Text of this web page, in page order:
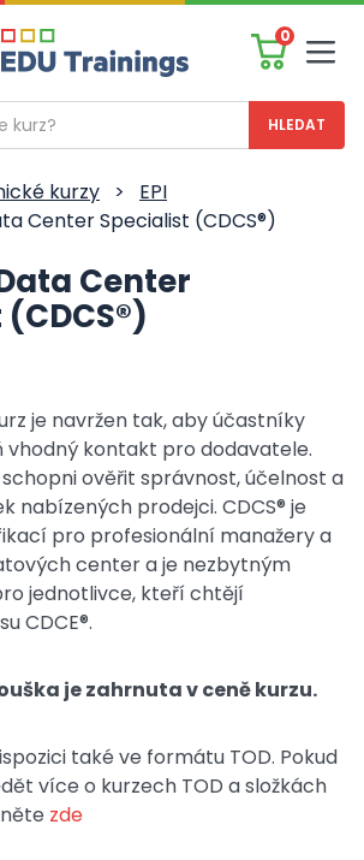
0
kurzy >
EPI
Center Specialist (CDCS®)
Center
je navržen tak, aby účastníky
vhodný kontakt pro dodavatele.
ověřit správnost, účelnost a
nabízených prodejci. CDCS® je
pro profesionální manažery a
center a je nezbytným
jednotlivce, kteří chtějí
CDCE®.
je zahrnuta v ceně kurzu.
také ve formátu TOD. Pokud
více o kurzech TOD a složkách
zde